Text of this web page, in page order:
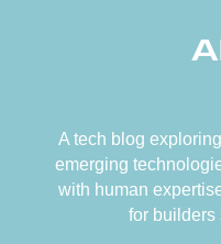
A tech blog
emerging
with human
for builders